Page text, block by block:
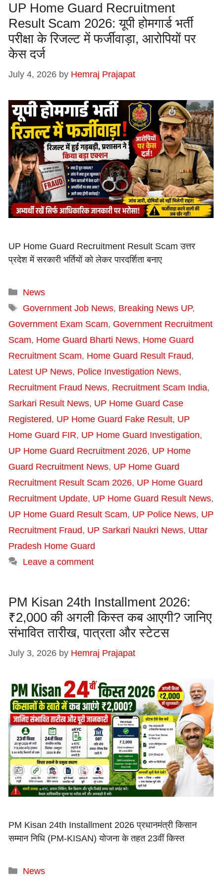
UP Home Guard Recruitment
Result Scam 2026: यूपी होमगार्ड भर्ती
परीक्षा के रिजल्ट में फर्जीवाड़ा, आरोपियों पर
केस दर्ज
July 4, 2026 by Hemraj Prajapat
UP Home Guard Recruitment Result Scam उत्तर
प्रदेश में सरकारी भर्तियों को लेकर पारदर्शिता बनाए
Categories
News
Tags
Government Job News, Breaking News UP,
Government Exam Scam, Government Recruitment
Scam, Home Guard Bharti News, Home Guard
Recruitment Scam, Home Guard Result Fraud,
Latest UP News, Police Investigation News,
Recruitment Fraud News, Recruitment Scam India,
Sarkari Result News, UP Home Guard Case
Registered, UP Home Guard Fake Result, UP
Home Guard FIR, UP Home Guard Investigation,
UP Home Guard Recruitment 2026, UP Home
Guard Recruitment News, UP Home Guard
Recruitment Result Scam 2026, UP Home Guard
Recruitment Update, UP Home Guard Result News,
UP Home Guard Result Scam, UP Police News, UP
Recruitment Fraud, UP Sarkari Naukri News, Uttar
Pradesh Home Guard
Leave a comment
PM Kisan 24th Installment 2026:
₹2,000 की अगली किस्त कब आएगी? जानिए
संभावित तारीख, पात्रता और स्टेटस
July 3, 2026 by Hemraj Prajapat
PM Kisan 24th Installment 2026 प्रधानमंत्री किसान
सम्मान निधि (PM-KISAN) योजना के तहत 23वीं किस्त
Categories
News